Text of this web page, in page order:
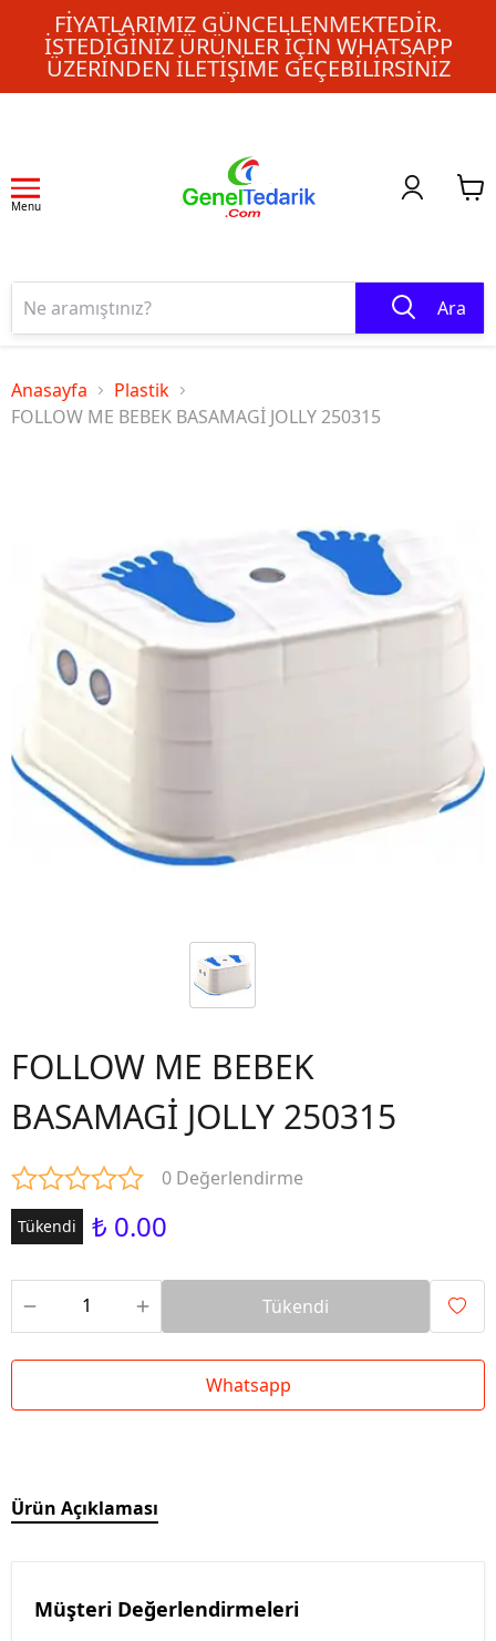
FIYATLARIMIZ GÜNCELLENMEKTEDIR.
İSTEDIĞINIZ ÜRÜNLER IÇIN WHATSAPP
ÜZERINDEN ILETIŞIME GEÇEBILIRSINIZ
Menu
Ara
Anasayfa
Plastik
FOLLOW ME BEBEK BASAMAGİ JOLLY 250315
FOLLOW ME BEBEK
BASAMAGİ JOLLY 250315
0 Değerlendirme
Tükendi ₺ 0.00
Tükendi
Whatsapp
Ürün Açıklaması
Müşteri Değerlendirmeleri